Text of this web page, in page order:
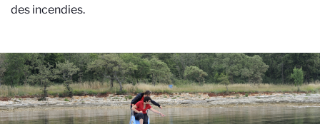
des incendies.